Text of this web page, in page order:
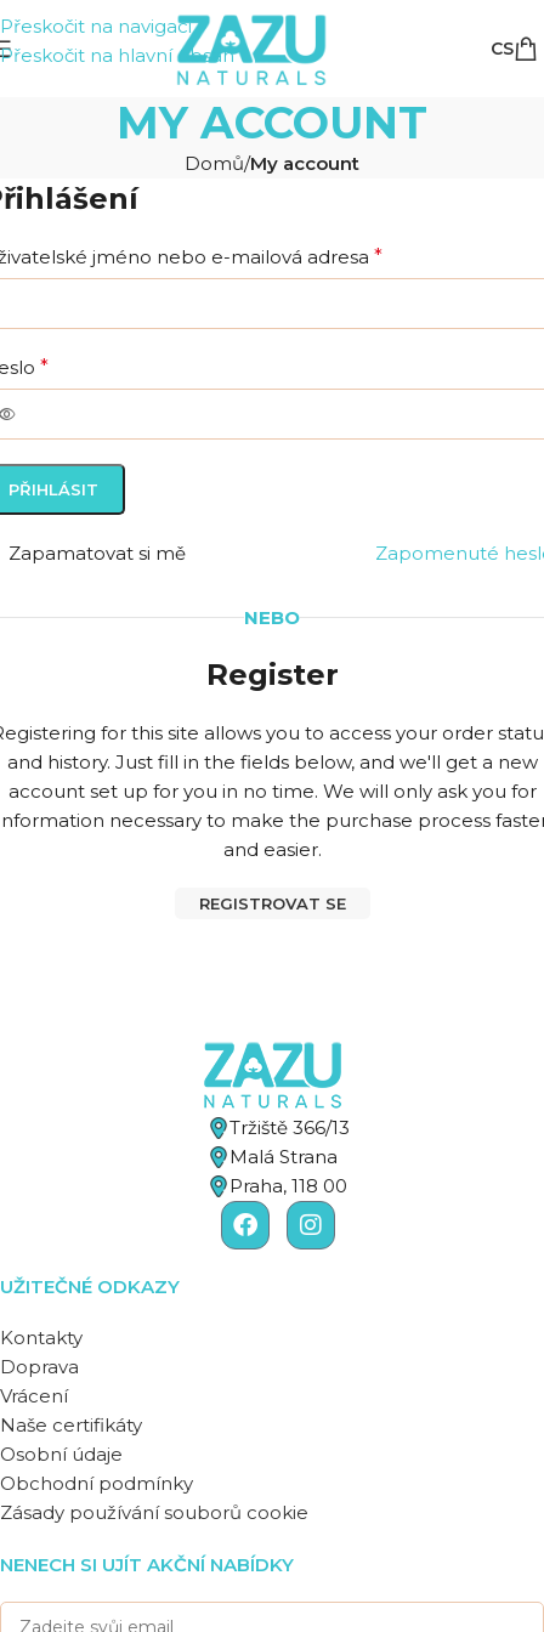
Přeskočit na navigaci
Přeskočit na hlavní obsah
CS
MY ACCOUNT
Domů/My account
jméno nebo e-mailová adresa *
*
PŘIHLÁSIT
Zapomenuté
Zapamatovat si mě
NEBO
Register
for this site allows you to access your order
and history. Just fill in the fields below, and we'll get a new
account set up for you in no time. We will only ask you for
necessary to make the purchase process
and easier.
REGISTROVAT SE
Tržiště 366/13
Malá Strana
Praha, 118 00
UŽITEČNÉ ODKAZY
Kontakty
Doprava
Vrácení
Naše certifikáty
Osobní údaje
Obchodní podmínky
Zásady používání souborů cookie
NENECH SI UJÍT AKČNÍ NABÍDKY